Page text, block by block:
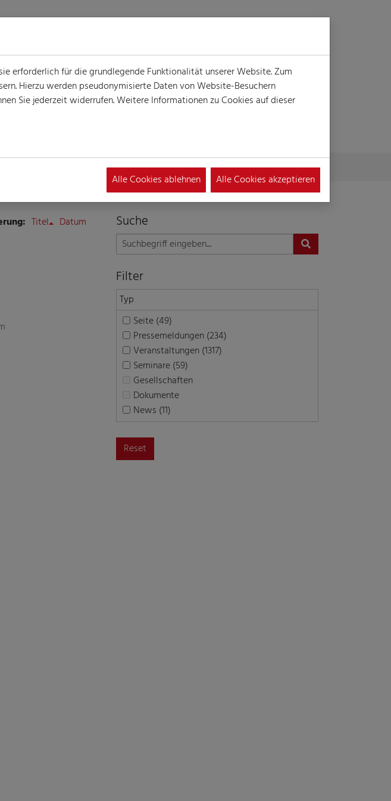
Titel Datum Suche
Filter
Typ
Seite (49)
Pressemeldungen (234)
Veranstaltungen (1317)
Seminare (59)
Gesellschaften
Dokumente
News (11)
Reset
erforderlich für die grundlegende Funktionalität unserer Website. Zum
Hierzu werden pseudonymisierte Daten von Website-Besuchern
Sie jederzeit widerrufen. Weitere Informationen zu Cookies auf dieser
Alle Cookies ablehnen Alle Cookies akzeptieren